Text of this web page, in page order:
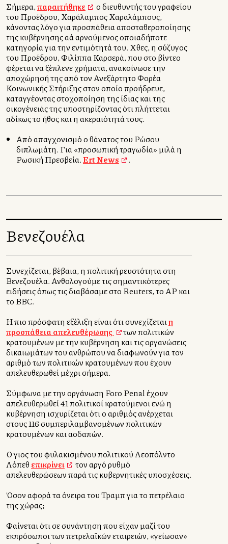
Σήμερα,παραιτήθηκε
o διευθυντής του γραφείου
του Προέδρου, Χαράλαμπος Χαραλάμπους,
κάνοντας λόγο για προσπάθεια αποσταθεροποίησης
της κυβέρνησης αλλά αρνούμενος οποιαδήποτε
κατηγορία για την εντιμότητά του. Χθες, η σύζυγος
του Προέδρου, Φιλίππα Καρσερά, που στο βίντεο
φέρεται να ξέπλενε χρήματα, ανακοίνωσε την
αποχώρησή της από τον Ανεξάρτητο Φορέα
Κοινωνικής Στήριξης στον οποίο προήδρευε,
καταγγέλλοντας στοχοποίηση της ίδιας και της
οικογένειάς της υποστηρίζοντας ότι πλήττεται
αδίκως το ήθος και η ακεραιότητά τους.
Από απαγχονισμό ο θάνατος του Ρώσου
διπλωμάτη. Για «προσωπική τραγωδία» μιλά η
Ρωσική Πρεσβεία.Ert News .
Βενεζουέλα
Συνεχίζεται, βέβαια, η πολιτική ρευστότητα στη
Βενεζουέλα. Ανθολογούμε τις σημαντικότερες
ειδήσεις όπως τις διαβάσαμε στο Reuters, το ΑP και
το BBC.
Η πιο πρόσφατη εξέλιξη είναι ότι συνεχίζεταιη
προσπάθεια απελευθέρωσης
των πολιτικών
κρατουμένων με την κυβέρνηση και τις οργανώσεις
δικαιωμάτων του ανθρώπου να διαφωνούν για τον
αριθμό των πολιτικών κρατουμένων που έχουν
απελευθερωθεί μέχρι σήμερα.
Σύμφωνα με την οργάνωση Foro Penal έχουν
απελευθερωθεί 41 πολιτικοί κρατούμενοι ενώ η
κυβέρνηση ισχυρίζεται ότι ο αριθμός ανέρχεται
στους 116 συμπεριλαμβανομένων πολιτικών
κρατουμένων και αλλοδαπών.
Ο γιος του φυλακισμένου πολιτικού Λεοπόλντο
Λόπεθ επικρίνει
τον αργό ρυθμό
απελευθερώσεων παρά τις κυβερνητικές υποσχέσεις.
Όσον αφορά τα όνειρα του Τραμπ για το πετρέλαιο
της χώρας;
Φαίνεται ότι σε συνάντηση που είχαν μαζί του
εκπρόσωποι των πετρελαϊκών εταιρειών, «γείωσαν»